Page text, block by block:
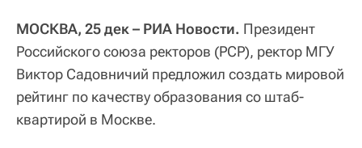
МОСКВА, 25 дек – РИА Новости. Президент
Российского союза ректоров (РСР), ректор МГУ
Виктор Садовничий предложил создать мировой
рейтинг по качеству образования со штаб-
квартирой в Москве.